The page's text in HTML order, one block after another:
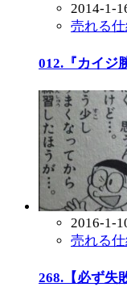
2014-1-
売れる仕
012.『カイジ
2016-1-
売れる仕
268.【必ず失